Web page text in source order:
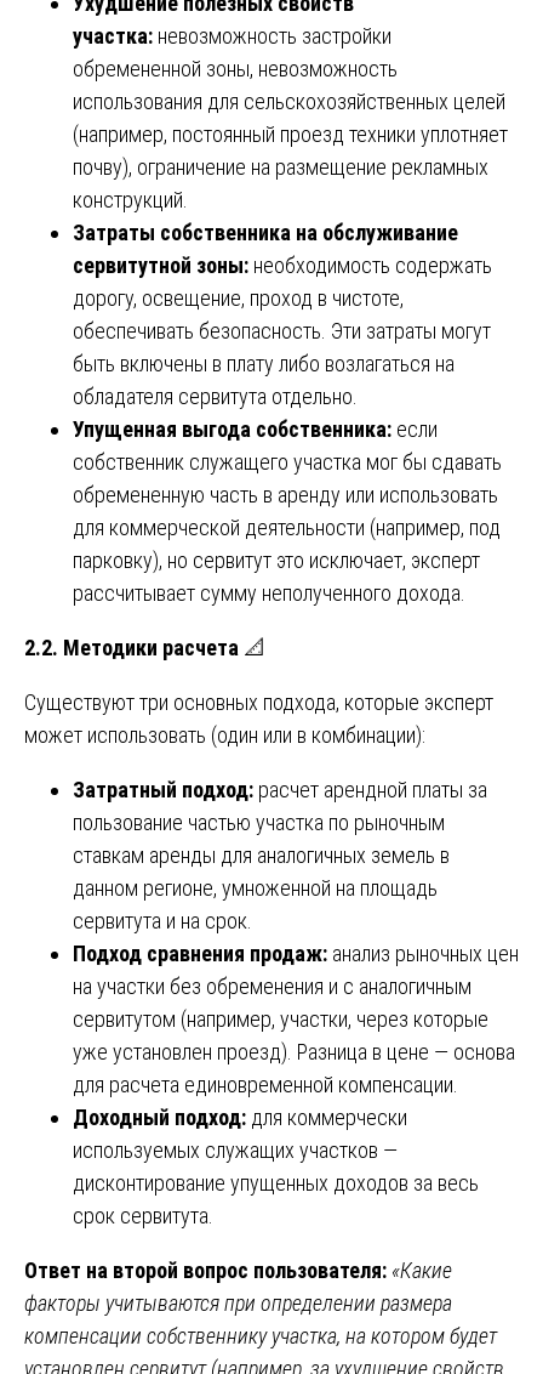
участка: невозможность застройки
обремененной зоны, невозможность
использования для сельскохозяйственных целей
(например, постоянный проезд техники уплотняет
почву), ограничение на размещение рекламных
конструкций.
Затраты собственника на обслуживание
сервитутной зоны: необходимость содержать
дорогу, освещение, проход в чистоте,
обеспечивать безопасность. Эти затраты могут
быть включены в плату либо возлагаться на
обладателя сервитута отдельно.
Упущенная выгода собственника: если
собственник служащего участка мог бы сдавать
обремененную часть в аренду или использовать
для коммерческой деятельности (например, под
парковку), но сервитут это исключает, эксперт
рассчитывает сумму неполученного дохода.
2.2. Методики расчета 📐
Существуют три основных подхода, которые эксперт
может использовать (один или в комбинации):
Затратный подход: расчет арендной платы за
пользование частью участка по рыночным
ставкам аренды для аналогичных земель в
данном регионе, умноженной на площадь
сервитута и на срок.
Подход сравнения продаж: анализ рыночных цен
на участки без обременения и с аналогичным
сервитутом (например, участки, через которые
уже установлен проезд). Разница в цене — основа
для расчета единовременной компенсации.
Доходный подход: для коммерчески
используемых служащих участков —
дисконтирование упущенных доходов за весь
срок сервитута.
Ответ на второй вопрос пользователя: «Какие
факторы учитываются при определении размера
компенсации собственнику участка, на котором будет
установлен сервитут (например, за ухудшение свойств,